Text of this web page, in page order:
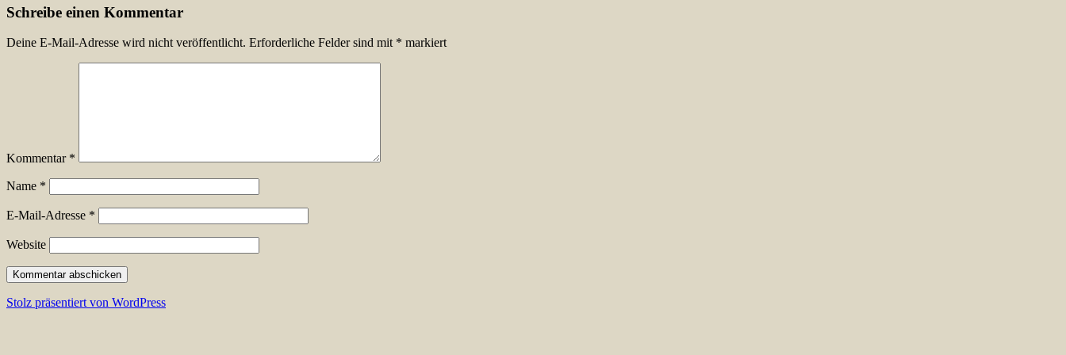
Schreibe einen Kommentar
Deine E-Mail-Adresse wird nicht veröffentlicht. Erforderliche Felder sind mit * markiert
Kommentar *
Name *
E-Mail-Adresse *
Website
Stolz präsentiert von WordPress